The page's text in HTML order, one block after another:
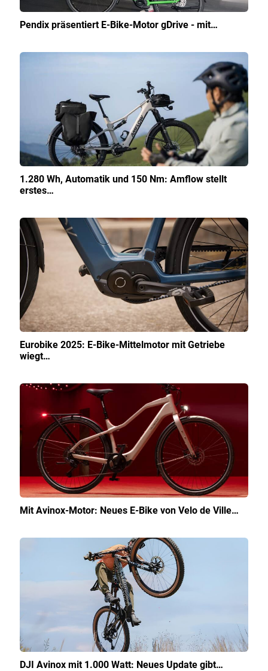
Pendix präsentiert E-Bike-Motor gDrive - mit…
1.280 Wh, Automatik und 150 Nm: Amflow stellt
erstes…
Eurobike 2025: E-Bike-Mittelmotor mit Getriebe
wiegt…
Mit Avinox-Motor: Neues E-Bike von Velo de Ville…
DJI Avinox mit 1.000 Watt: Neues Update gibt…